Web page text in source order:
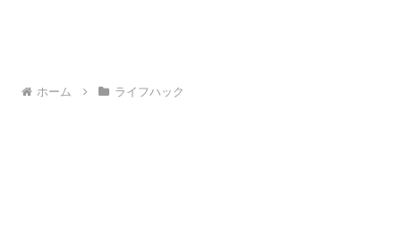
ホーム ライフハック